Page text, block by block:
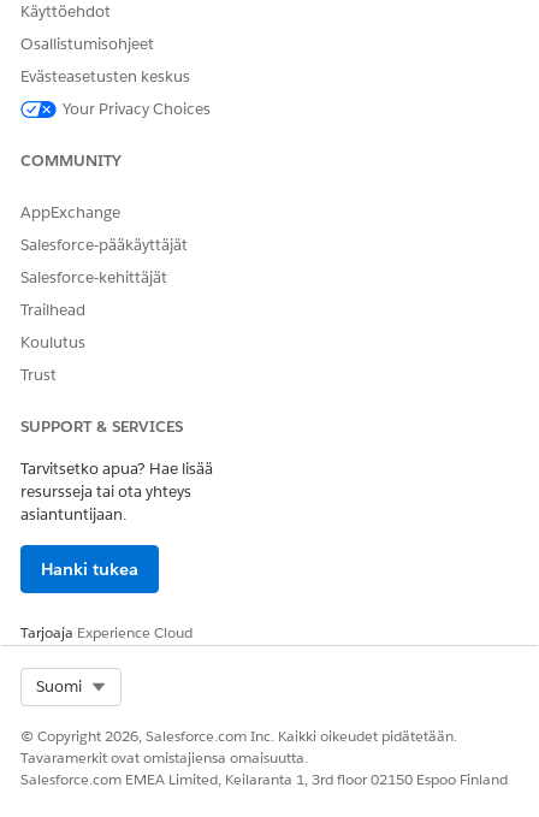
Tallenna muutoksesi.
Etsi ja avaa sovelluksen käynnistimestä
NapsautaUusi.
Anna nimi.
Etsi ja valitse luomasi katalogitietue.
RATKAISIKO TÄMÄ ARTIKKELI ONGELMASI?
Anna palautetta, jotta voimme kehittyä!
Käyttöehdot
Osallistumisohjeet
Evästeasetusten keskus
Your Privacy Choices
COMMUNITY
AppExchange
Salesforce-pääkäyttäjät
Salesforce-kehittäjät
Trailhead
Koulutus
Trust
SUPPORT & SERVICES
Tarvitsetko apua? Hae lisää
resursseja tai ota yhteys
asiantuntijaan.
Hanki tukea
Tarjoaja Experience Cloud
Suomi
© Copyright 2026, Salesforce.com Inc. Kaikki oikeudet pidätetään.
Tavaramerkit ovat omistajiensa omaisuutta.
Salesforce.com EMEA Limited, Keilaranta 1, 3rd floor 02150 Espoo Finland